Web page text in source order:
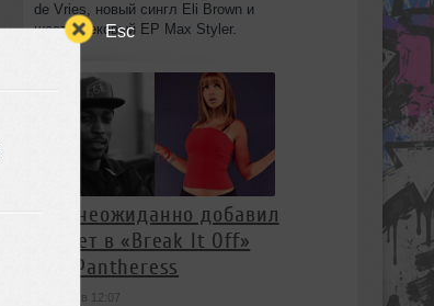
Esc
de Vries, новый сингл Eli Brown и
шеститрековый EP Max Styler.
JME неожиданно добавил
куплет в «Break It Off»
PinkPantheress
сегодня в 12:07